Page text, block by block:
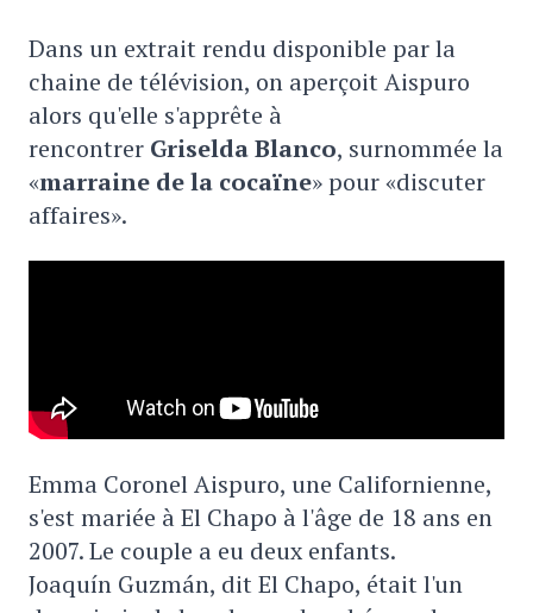
Dans un extrait rendu disponible par la
chaine de télévision, on aperçoit Aispuro
alors qu'elle s'apprête à
rencontrer Griselda Blanco, surnommée la
«marraine de la cocaïne» pour «discuter
affaires».
Emma Coronel Aispuro, une Californienne,
s'est mariée à El Chapo à l'âge de 18 ans en
2007. Le couple a eu deux enfants.
Joaquín Guzmán, dit El Chapo, était l'un